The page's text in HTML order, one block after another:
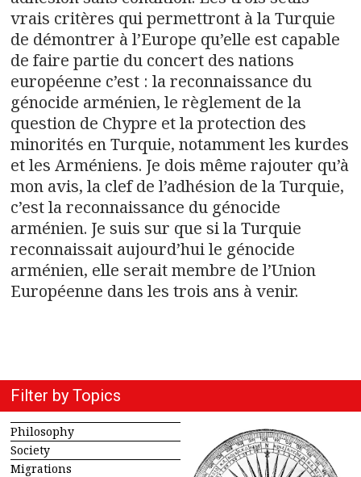
vrais critères qui permettront à la Turquie
de démontrer à l’Europe qu’elle est capable
de faire partie du concert des nations
européenne c’est : la reconnaissance du
génocide arménien, le règlement de la
question de Chypre et la protection des
minorités en Turquie, notamment les kurdes
et les Arméniens. Je dois même rajouter qu’à
mon avis, la clef de l’adhésion de la Turquie,
c’est la reconnaissance du génocide
arménien. Je suis sur que si la Turquie
reconnaissait aujourd’hui le génocide
arménien, elle serait membre de l’Union
Européenne dans les trois ans à venir.
Filter by Topics
Philosophy
Society
Migrations